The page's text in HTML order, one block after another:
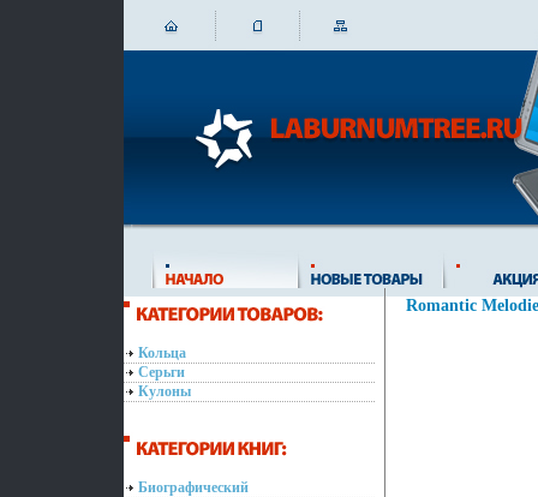
Кольца
Серьги
Кулоны
Биографический
Romantic